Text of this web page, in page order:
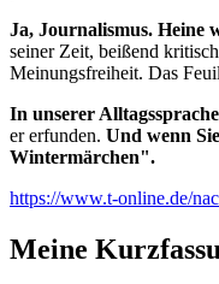
Ja, Journalismus. Heine
seiner Zeit, beißend
Meinungsfreiheit. Das
In unserer
er erfunden. Und wenn
Wintermärchen".
https://www.t-online.de/
Meine